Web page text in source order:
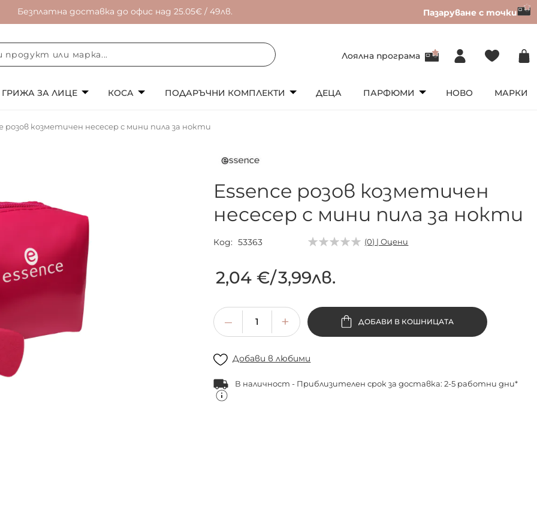
Безплатна доставка до офис над 25.05€ / 49лв. Пазаруване с точки
Лоялна програма
ГРИЖА ЗА ЛИЦЕ КОСА ПОДАРЪЧНИ КОМПЛЕКТИ ДЕЦА ПАРФЮМИ НОВО МАРКИ
розов козметичен несесер с мини пила за нокти
Essence розов козметичен
несесер с мини пила за нокти
Код 53363 (0) | Оцени
2,04 €/3,99лв.
ДОБАВИ В КОШНИЦАТА
Добави в любими
В наличност - Приблизителен срок за доставка: 2-5 работни дни*